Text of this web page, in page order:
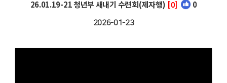
26.01.19-21 청년부 새내기 수련회(제자행) [0] 0
2026-01-23